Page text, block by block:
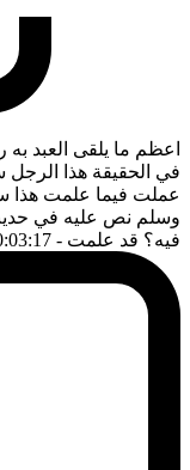
اعظم ما يلقى العبد
في الحقيقة هذا الرجل
عملت فيما علمت هذا
وسلم نص عليه في
فيه؟ قد علمت - 00:03:17